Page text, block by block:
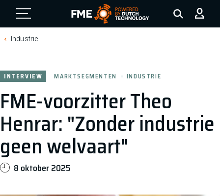
FME Logo, to the homepage
Industrie
FME-voorzitter Theo
Henrar: "Zonder industrie
geen welvaart"
INTERVIEW MARKTSEGMENTEN INDUSTRIE
8 oktober 2025